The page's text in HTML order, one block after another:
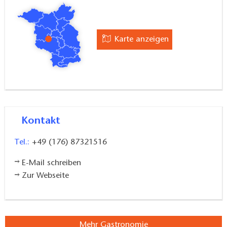
Große Seeterrasse
Schwielowsee
Anreise per Boot möglich
Karte anzeigen
Kontakt
Tel.: +49 (176) 87321516
E-Mail schreiben
Zur Webseite
Mehr Gastronomie